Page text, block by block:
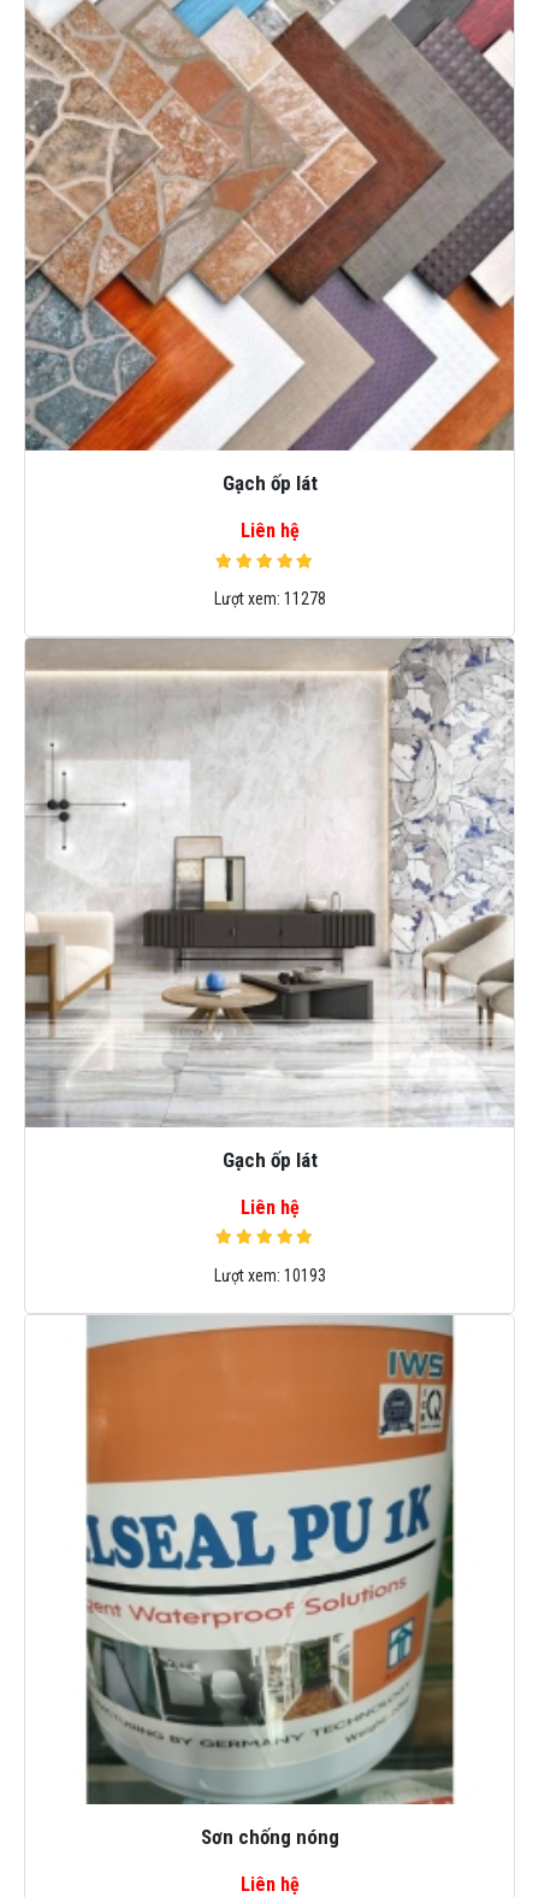
Gạch ốp lát
Liên hệ
Lượt xem: 11278
Gạch ốp lát
Liên hệ
Lượt xem: 10193
Sơn chống nóng
Liên hệ